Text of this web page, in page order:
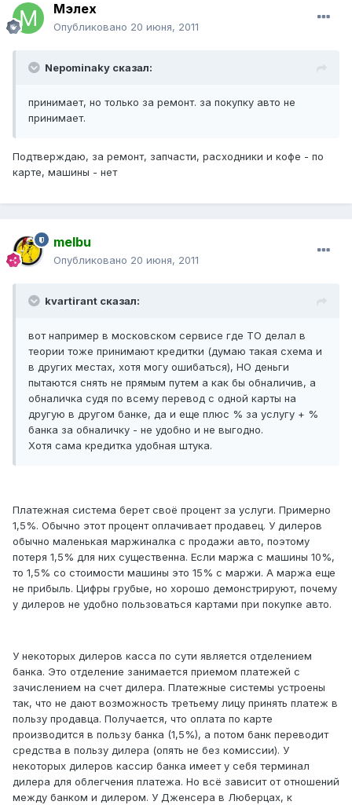
Мэлех
Опубликовано 20 июня, 2011
Nepominaky сказал:
принимает, но только за ремонт. за покупку авто не
принимает.
Подтверждаю, за ремонт, запчасти, расходники и кофе - по
карте, машины - нет
melbu
Опубликовано 20 июня, 2011
kvartirant сказал:
вот например в московском сервисе где ТО делал в
теории тоже принимают кредитки (думаю такая схема и
в других местах, хотя могу ошибаться), НО деньги
пытаются снять не прямым путем а как бы обналичив, а
обналичка судя по всему перевод с одной карты на
другую в другом банке, да и еще плюс % за услугу + %
банка за обналичку - не удобно и не выгодно.
Хотя сама кредитка удобная штука.
Платежная система берет своё процент за услуги. Примерно
1,5%. Обычно этот процент оплачивает продавец. У дилеров
обычно маленькая маржиналка с продажи авто, поэтому
потеря 1,5% для них существенна. Если маржа с машины 10%,
то 1,5% со стоимости машины это 15% с маржи. А маржа еще
не прибыль. Цифры грубые, но хорошо демонстрируют, почему
у дилеров не удобно пользоваться картами при покупке авто.
У некоторых дилеров касса по сути является отделением
банка. Это отделение занимается приемом платежей с
зачислением на счет дилера. Платежные системы устроены
так, что не дают возможность третьему лицу принять платеж в
пользу продавца. Получается, что оплата по карте
производится в пользу банка (1,5%), а потом банк переводит
средства в пользу дилера (опять не без комиссии). У
некоторых дилеров кассир банка имеет у себя терминал
дилера для облегчения платежа. Но всё зависит от отношений
между банком и дилером. У Дженсера в Люберцах, к